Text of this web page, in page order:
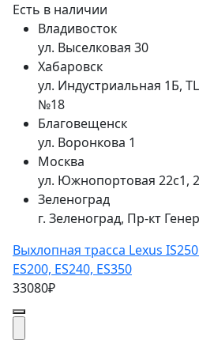
Есть в наличии
Владивосток
ул. Выселковая 30
Хабаровск
ул. Индустриальная 1Б,
№18
Благовещенск
ул. Воронкова 1
Москва
ул. Южнопортовая 22с1,
Зеленоград
г. Зеленоград, Пр-кт
Выхлопная трасса Lexus
ES200, ES240, ES350
33080₽